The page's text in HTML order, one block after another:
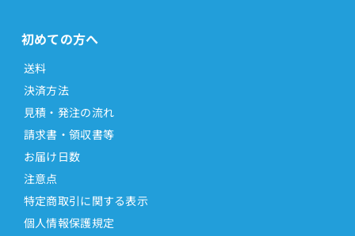
初めての方へ
送料
決済方法
見積・発注の流れ
請求書・領収書等
お届け日数
注意点
特定商取引に関する表示
個人情報保護規定